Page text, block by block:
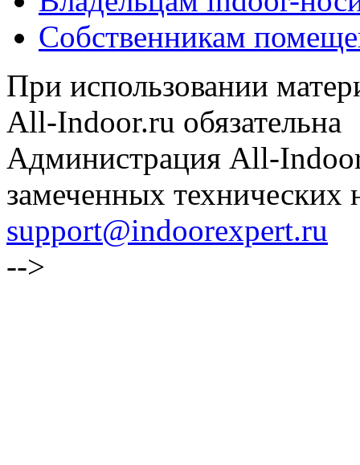
Собственникам
При использовании
All-Indoor.ru обязательна
Администрация All-
замеченных технических
support@indoorexpert.ru
-->